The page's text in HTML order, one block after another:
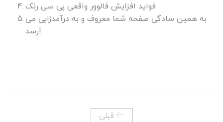
فواید افزایش فالوور واقعی پی سی رنک
به همین سادگی صفحه شما معروف و به درآمدزایی می
رسد!
قبلی